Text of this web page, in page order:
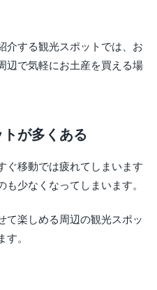
介する観光スポットでは、お
辺で気軽にお土産を買える場
が多くある
ぐ移動では疲れてしまいます
も少なくなってしまいます。
て楽しめる周辺の観光スポッ
す。